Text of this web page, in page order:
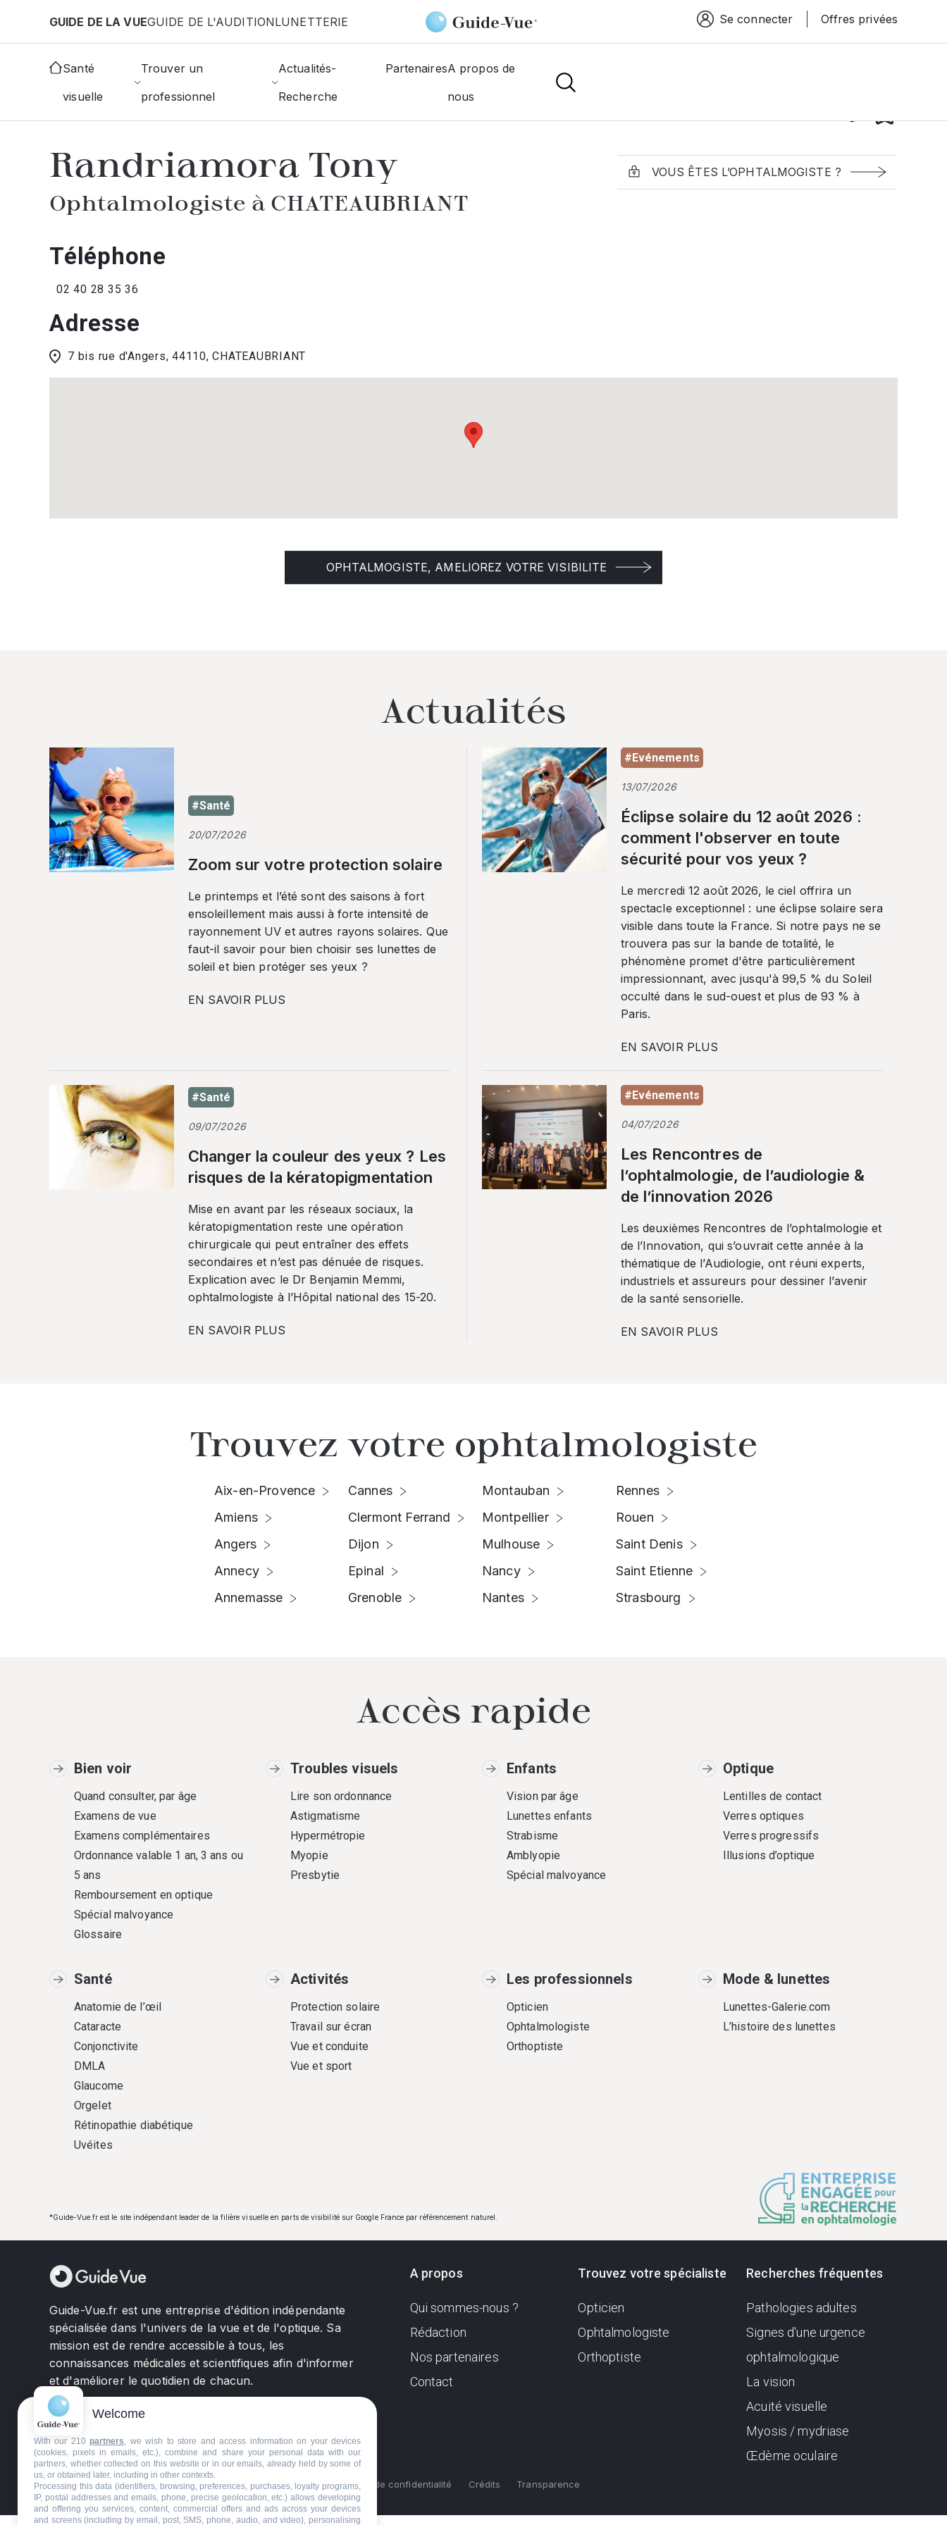
GUIDE DE LA VUEGUIDE DE L'AUDITIONLUNETTERIE Espace connexion
Se connecter Offres privées
Santé
visuelle
Trouver un
professionnel
Actualités-
Recherche
PartenairesA propos de
nous
Accueil Annuaire des ophtalmologistes Chateaubriant Randriamora Tony
Randriamora Tony
Ophtalmologiste à CHATEAUBRIANT
VOUS ÊTES L’OPHTALMOGISTE ?
Téléphone
02 40 28 35 36
Adresse
7 bis rue d'Angers, 44110, CHATEAUBRIANT
OPHTALMOGISTE, AMELIOREZ VOTRE VISIBILITE
Actualités
#Santé
20/07/2026
Zoom sur votre protection solaire
Le printemps et l’été sont des saisons à fort
ensoleillement mais aussi à forte intensité de
rayonnement UV et autres rayons solaires. Que
faut-il savoir pour bien choisir ses lunettes de
soleil et bien protéger ses yeux ?
EN SAVOIR PLUS
#Evénements
13/07/2026
Éclipse solaire du 12 août 2026 :
comment l'observer en toute
sécurité pour vos yeux ?
Le mercredi 12 août 2026, le ciel offrira un
spectacle exceptionnel : une éclipse solaire sera
visible dans toute la France. Si notre pays ne se
trouvera pas sur la bande de totalité, le
phénomène promet d'être particulièrement
impressionnant, avec jusqu'à 99,5 % du Soleil
occulté dans le sud-ouest et plus de 93 % à
Paris.
EN SAVOIR PLUS
#Santé
09/07/2026
Changer la couleur des yeux ? Les
risques de la kératopigmentation
Mise en avant par les réseaux sociaux, la
kératopigmentation reste une opération
chirurgicale qui peut entraîner des effets
secondaires et n’est pas dénuée de risques.
Explication avec le Dr Benjamin Memmi,
ophtalmologiste à l’Hôpital national des 15-20.
EN SAVOIR PLUS
#Evénements
04/07/2026
Les Rencontres de
l’ophtalmologie, de l’audiologie &
de l’innovation 2026
Les deuxièmes Rencontres de l’ophtalmologie et
de l’Innovation, qui s’ouvrait cette année à la
thématique de l’Audiologie, ont réuni experts,
industriels et assureurs pour dessiner l’avenir
de la santé sensorielle.
EN SAVOIR PLUS
Trouvez votre ophtalmologiste
Aix-en-Provence
Amiens
Angers
Annecy
Annemasse
Cannes
Clermont Ferrand
Dijon
Epinal
Grenoble
Montauban
Montpellier
Mulhouse
Nancy
Nantes
Rennes
Rouen
Saint Denis
Saint Etienne
Strasbourg
Accès rapide
Bien voir
Quand consulter, par âge
Examens de vue
Examens complémentaires
Ordonnance valable 1 an, 3 ans ou
5 ans
Remboursement en optique
Spécial malvoyance
Glossaire
Troubles visuels
Lire son ordonnance
Astigmatisme
Hypermétropie
Myopie
Presbytie
Enfants
Vision par âge
Lunettes enfants
Strabisme
Amblyopie
Spécial malvoyance
Optique
Lentilles de contact
Verres optiques
Verres progressifs
Illusions d’optique
Santé
Anatomie de l’œil
Cataracte
Conjonctivite
DMLA
Glaucome
Orgelet
Rétinopathie diabétique
Uvéites
Activités
Protection solaire
Travail sur écran
Vue et conduite
Vue et sport
Les professionnels
Opticien
Ophtalmologiste
Orthoptiste
Mode & lunettes
Lunettes-Galerie.com
L’histoire des lunettes
*Guide-Vue.fr est le site indépendant leader de la filière visuelle en parts de visibilité sur Google France par référencement naturel.
Guide-Vue.fr est une entreprise d'édition indépendante
spécialisée dans l'univers de la vue et de l'optique. Sa
mission est de rendre accessible à tous, les
connaissances médicales et scientifiques afin d'informer
et d'améliorer le quotidien de chacun.
A propos
Qui sommes-nous ?
Rédaction
Nos partenaires
Contact
Trouvez votre spécialiste
Opticien
Ophtalmologiste
Orthoptiste
Recherches fréquentes
Pathologies adultes
Signes d'une urgence
ophtalmologique
La vision
Acuité visuelle
Myosis / mydriase
Œdème oculaire
©GuideVue2024 Charte d'utilisation Mentions légales Politique de confidentialité Crédits Transparence
Welcome
With our 210 partners, we wish to store and access information on your devices
(cookies, pixels in emails, etc.), combine and share your personal data with our
partners, whether collected on this website or in our emails, already held by some of
us, or obtained later, including in other contexts.
Processing this data (identifiers, browsing, preferences, purchases, loyalty programs,
IP, postal addresses and emails, phone, precise geolocation, etc.) allows developing
and offering you services, content, commercial offers and ads across your devices
and screens (including by email, post, SMS, phone, audio, and video), personalising